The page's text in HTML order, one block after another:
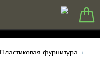
Пластиковая фурнитура /